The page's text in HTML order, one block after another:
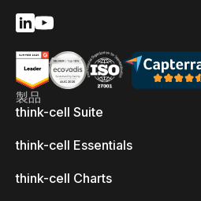
製品
think-cell Suite
think-cell Essentials
think-cell Charts